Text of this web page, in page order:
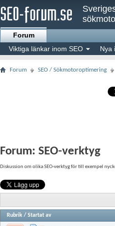
Forum
Viktiga länkar inom SEO
Nya
Forum SEO / Sökmotoroptimering
Forum: SEO-verktyg
Diskussion om olika SEO-verktyg för till exempel
Rubrik / Startat av